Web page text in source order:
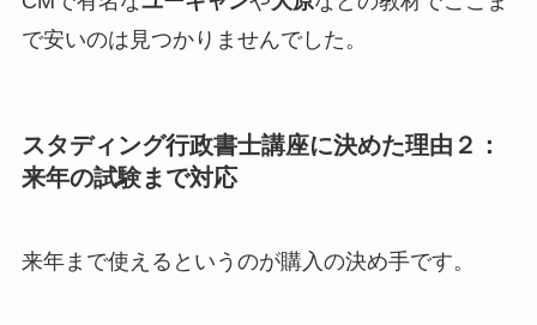
で安いのは見つかりませんでした。
スタディング行政書士講座に決めた理由２：
来年の試験まで対応
来年まで使えるというのが購入の決め手です。